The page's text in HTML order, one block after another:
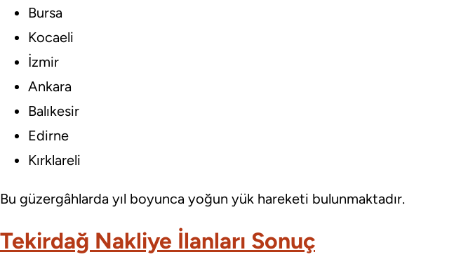
Bursa
Kocaeli
İzmir
Ankara
Balıkesir
Edirne
Kırklareli
Bu güzergâhlarda yıl boyunca yoğun yük hareketi bulunmaktadır.
Tekirdağ Nakliye İlanları Sonuç